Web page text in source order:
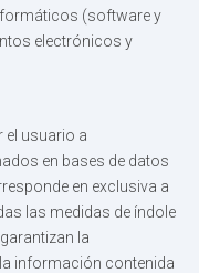
(software y
electrónicos y
el usuario a
en bases de datos
en exclusiva a
las medidas de índole
la
información contenida